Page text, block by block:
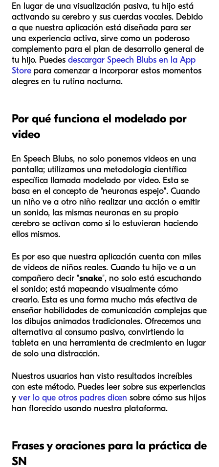
En lugar de una visualización pasiva, tu hijo está
activando su cerebro y sus cuerdas vocales. Debido
a que nuestra aplicación está diseñada para ser
una experiencia activa, sirve como un poderoso
complemento para el plan de desarrollo general de
tu hijo. Puedes descargar Speech Blubs en la App
Store para comenzar a incorporar estos momentos
alegres en tu rutina nocturna.
Por qué funciona el modelado por
video
En Speech Blubs, no solo ponemos videos en una
pantalla; utilizamos una metodología científica
específica llamada modelado por video. Esta se
basa en el concepto de "neuronas espejo". Cuando
un niño ve a otro niño realizar una acción o emitir
un sonido, las mismas neuronas en su propio
cerebro se activan como si lo estuvieran haciendo
ellos mismos.
Es por eso que nuestra aplicación cuenta con miles
de videos de niños reales. Cuando tu hijo ve a un
compañero decir "snake", no solo está escuchando
el sonido; está mapeando visualmente cómo
crearlo. Esta es una forma mucho más efectiva de
enseñar habilidades de comunicación complejas que
los dibujos animados tradicionales. Ofrecemos una
alternativa al consumo pasivo, convirtiendo la
tableta en una herramienta de crecimiento en lugar
de solo una distracción.
Nuestros usuarios han visto resultados increíbles
con este método. Puedes leer sobre sus experiencias
y ver lo que otros padres dicen sobre cómo sus hijos
han florecido usando nuestra plataforma.
Frases y oraciones para la práctica de
SN